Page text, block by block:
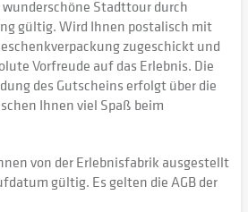
Stadttour durch
gültig. Wird Ihnen postalisch mit
zugeschickt und
Vorfreude auf das Erlebnis. Die
des Gutscheins erfolgt über die
Ihnen viel Spaß beim
von der Erlebnisfabrik ausgestellt
gültig. Es gelten die AGB der